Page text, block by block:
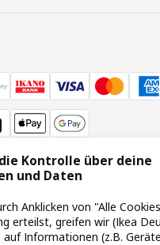
DE
& Co. KG - Am Wandersmann 2-4,
B.V. 1999-2026
Kontrolle über deine
und Daten
Anklicken von "Alle
erteilst, greifen wir (Ikea
Informationen (z.B.